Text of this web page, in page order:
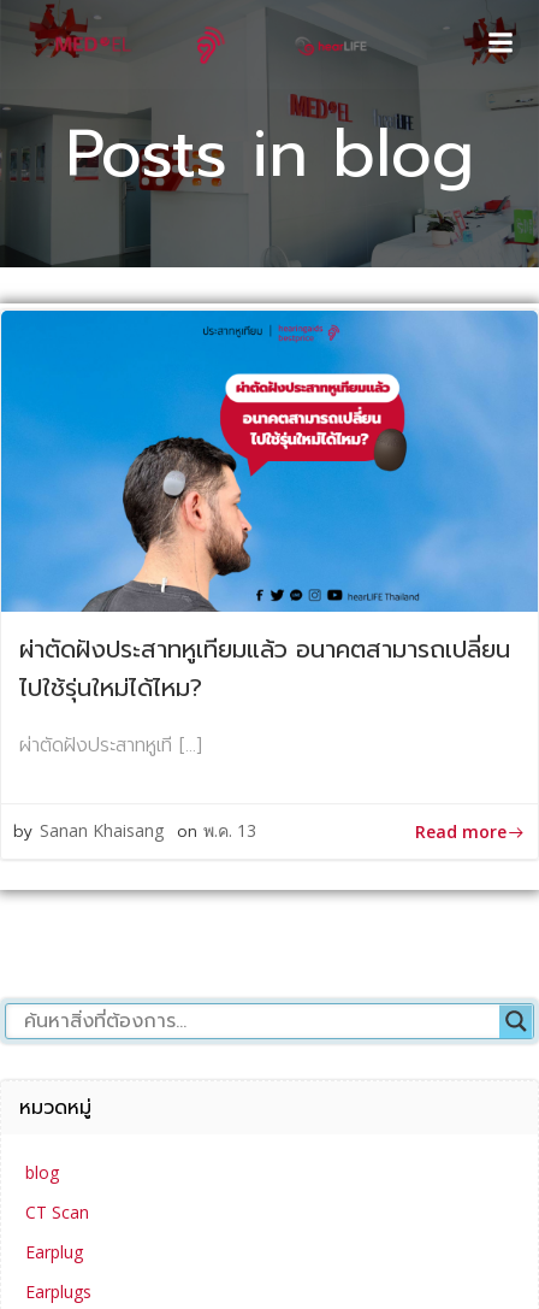
Posts in blog
ผ่าตัดฝังประสาทหูเทียมแล้ว อนาคตสามารถเปลี่ยน
ไปใช้รุ่นใหม่ได้ไหม?
ผ่าตัดฝังประสาทหูเที […]
by Sanan Khaisang on พ.ค. 13 Read more
หมวดหมู่
blog
CT Scan
Earplug
Earplugs